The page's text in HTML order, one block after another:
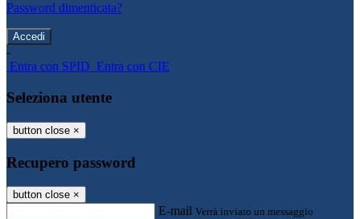
Password dimenticata?
-
Entra con SPID Entra con CIE
Seleziona utente
button close ×
Recupero password
button close ×
E-mail Verrà inviato un messaggio